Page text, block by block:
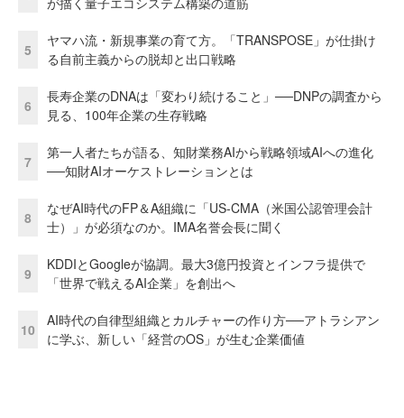
5
ヤマハ流・新規事業の育て方。「TRANSPOSE」が仕掛け
る自前主義からの脱却と出口戦略
6
長寿企業のDNAは「変わり続けること」──DNPの調査から
見る、100年企業の生存戦略
7
第一人者たちが語る、知財業務AIから戦略領域AIへの進化
──知財AIオーケストレーションとは
8
なぜAI時代のFP＆A組織に「US-CMA（米国公認管理会計
士）」が必須なのか。IMA名誉会長に聞く
9
KDDIとGoogleが協調。最大3億円投資とインフラ提供で
「世界で戦えるAI企業」を創出へ
10
AI時代の自律型組織とカルチャーの作り方──アトラシアン
に学ぶ、新しい「経営のOS」が生む企業価値